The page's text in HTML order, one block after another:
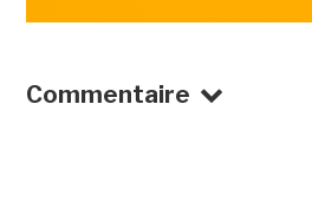
Commentaire